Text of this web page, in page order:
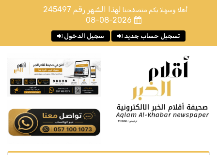
أهلا وسهلا بكم متصفحنا لهذا الشهر رقم 245497
08-08-2026
سجيل الدخول تسجيل حساب جديد